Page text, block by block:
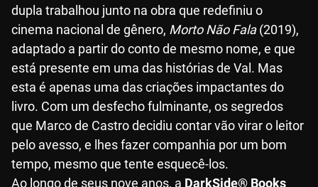
dupla trabalhou junto na obra que redefiniu o
cinema nacional de gênero, Morto Não Fala(2019),
adaptado a partir do conto de mesmo nome, e que
está presente em uma das histórias de Val. Mas
esta é apenas uma das criações impactantes do
livro. Com um desfecho fulminante, os segredos
que Marco de Castro decidiu contar vão virar o leitor
pelo avesso, e lhes fazer companhia por um bom
tempo, mesmo que tente esquecê-los.
Ao longo de seus nove anos, a DarkSide® Books